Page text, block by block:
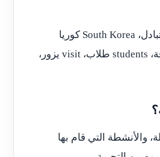
exchange trip رحلة تبادل، South Korea كوريا
الجنوبية، culture ثقافة، students طلاب، visit يزور،
والأنشطة التي قام بها